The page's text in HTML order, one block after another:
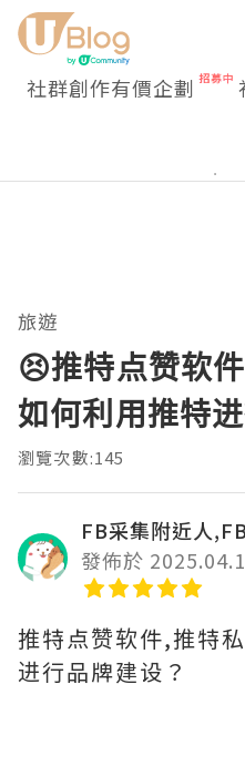
社群創作有價企劃
旅遊
😣推特点赞软
如何利用推特
瀏覽次數:145
FB采集附近人
發佈於
推特点赞软件,推特
进行品牌建设？